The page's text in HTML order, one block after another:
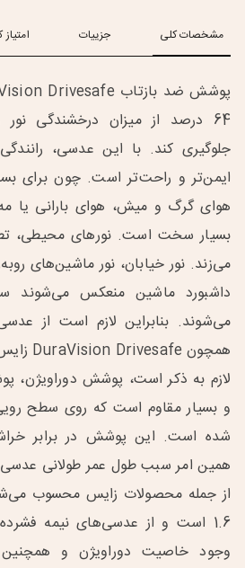
مشخصات کلی جزییات امتیاز
64 درصد از میزان درخشندگی
جلوگیری کند. با این عدسی،
ایمن‌تر و راحت‌تر است. چون برای
هوای گرگ و میش، هوای بارانی یا
بسیار سخت است. نورهای محیطی،
می‌زند. نور خیابان، نور ماشین‌های
داشبورد ماشین منعکس می‌شوند
می‌شوند. بنابراین لازم است از
همچون DuraVision Drivesafe زایس استفاده شود.
و بسیار مقاوم است که روی سطح
شده است. این پوشش در برابر
همین امر سبب طول عمر طولانی
از جمله محصولات زایس محسوب
1.6 است و از عدسی‌های نیمه
وجود خاصیت دوراویژن و